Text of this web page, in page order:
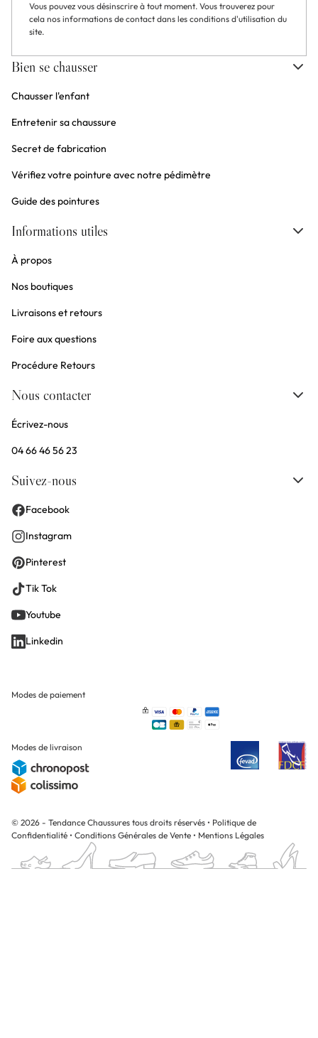
Vous pouvez vous désinscrire à tout moment. Vous trouverez pour
cela nos informations de contact dans les conditions d'utilisation du
site.
Bien se chausser
Chausser l'enfant
Entretenir sa chaussure
Secret de fabrication
Vérifiez votre pointure avec notre pédimètre
Guide des pointures
Informations utiles
À propos
Nos boutiques
Livraisons et retours
Foire aux questions
Procédure Retours
Nous contacter
Écrivez-nous
04 66 46 56 23
Suivez-nous
Facebook
Instagram
Pinterest
Tik Tok
Youtube
Linkedin
Modes de paiement
Modes de livraison
© 2026 - Tendance Chaussures tous droits réservés • Politique de
Confidentialité • Conditions Générales de Vente • Mentions Légales